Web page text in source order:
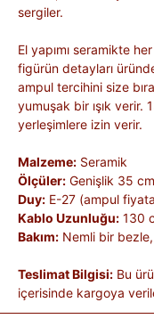
sergiler.
El yapımı seramikte
figürün detayları
ampul tercihini size
yumuşak bir ışık
yerleşimlere izin verir.
Malzeme: Seramik
Ölçüler: Genişlik 35
Duy: E-27 (ampul
Kablo Uzunluğu: 130
Bakım: Nemli bir
Teslimat Bilgisi: Bu
içerisinde kargoya